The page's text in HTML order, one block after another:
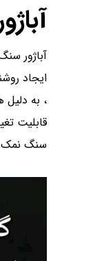
آباژور
ایجاد
، به
قابلیت
سنگ نمک و